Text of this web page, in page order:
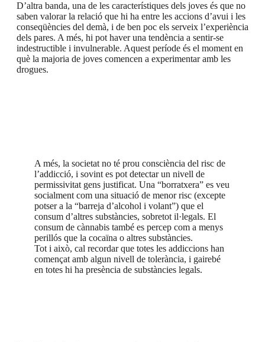
D’altra banda, una de les característiques dels joves és que no
saben valorar la relació que hi ha entre les accions d’avui i les
conseqüències del demà, i de ben poc els serveix l’experiència
dels pares. A més, hi pot haver una tendència a sentir-se
indestructible i invulnerable. Aquest període és el moment en
què la majoria de joves comencen a experimentar amb les
drogues.
A més, la societat no té prou consciència del risc de
l’addicció, i sovint es pot detectar un nivell de
permissivitat gens justificat. Una “borratxera” es veu
socialment com una situació de menor risc (excepte
potser a la “barreja d’alcohol i volant”) que el
consum d’altres substàncies, sobretot il·legals. El
consum de cànnabis també es percep com a menys
perillós que la cocaïna o altres substàncies.
Tot i això, cal recordar que totes les addiccions han
començat amb algun nivell de tolerància, i gairebé
en totes hi ha presència de substàncies legals.